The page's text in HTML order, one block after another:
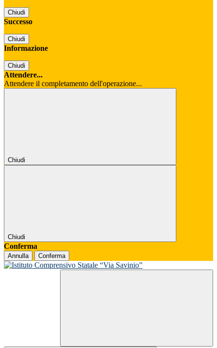
Chiudi
Successo
Chiudi
Informazione
Chiudi
Attendere...
Attendere il completamento dell'operazione...
Chiudi
Chiudi
Conferma
Annulla Conferma